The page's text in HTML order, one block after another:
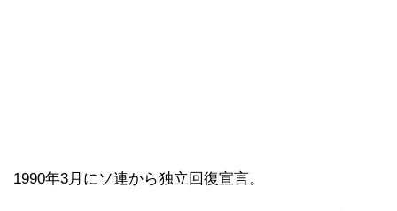
1990年3月にソ連から独立回復宣言。